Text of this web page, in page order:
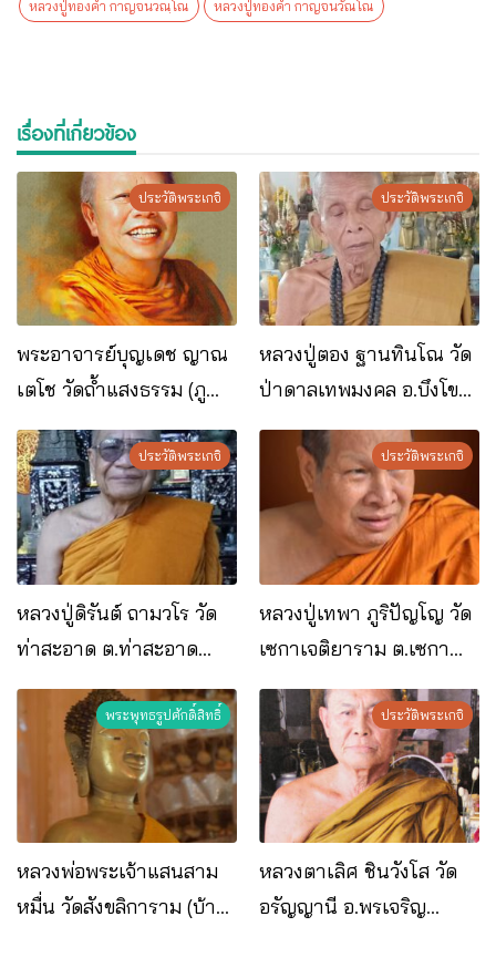
หลวงปู่ทองคำ กาญจนวณฺโณ หลวงปู่ทองคำ กาญจนวัณโณ
เรื่องที่เกี่ยวข้อง
ประวัติพระเกจิ
พระอาจารย์บุญเดช ญาณ
เตโช วัดถ้ำแสงธรรม (ภู
ลังกา) อ.บึงโขงหลง
จ.บึงกาฬ
ประวัติพระเกจิ
หลวงปู่ตอง ฐานทินโณ วัด
ป่าดาลเทพมงคล อ.บึงโขง
หลง จ.บึงกาฬ
ประวัติพระเกจิ
หลวงปู่ดิรันต์ ถามวโร วัด
ท่าสะอาด ต.ท่าสะอาด
อ.เซกา จ.บึงกาฬ
ประวัติพระเกจิ
หลวงปู่เทพา ภูริปัญโญ วัด
เซกาเจติยาราม ต.เซกา
อ.เซกา จ.บึงกาฬ
พระพุทธรูปศักดิ์สิทธิ์
หลวงพ่อพระเจ้าแสนสาม
หมื่น วัดสังขลิการาม (บ้าน
ประวัติพระเกจิ
หลวงตาเลิศ ชินวังโส วัด
อรัญญานี อ.พรเจริญ